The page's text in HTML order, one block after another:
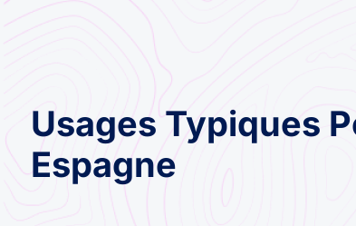
Usages Typiques
Espagne